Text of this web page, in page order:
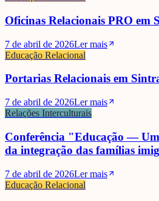
Oficinas Relacionais PRO em
7 de abril de 2026Ler mais
Educação Relacional
Portarias Relacionais em
7 de abril de 2026Ler mais
Relações Interculturais
Conferência "Educação —
da integração das famílias
7 de abril de 2026Ler mais
Educação Relacional